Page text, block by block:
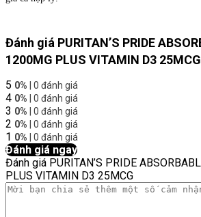
Đánh giá PURITAN’S PRIDE
1200MG PLUS VITAMIN D3 25MCG
5 0% | 0 đánh giá
4 0% | 0 đánh giá
3 0% | 0 đánh giá
2 0% | 0 đánh giá
1 0% | 0 đánh giá
Đánh giá ngay
Đánh giá PURITAN’S PRIDE
PLUS VITAMIN D3 25MCG